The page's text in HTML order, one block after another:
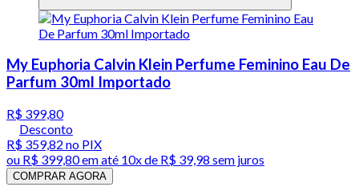
My Euphoria Calvin Klein Perfume Feminino Eau De
Parfum 30ml Importado
R$ 399,80
Desconto
R$ 359,82 no PIX
ou R$ 399,80em até 10x de R$ 39,98 sem juros
COMPRAR AGORA